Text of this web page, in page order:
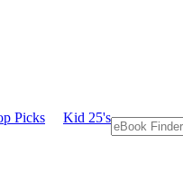
Picks Kid 25's